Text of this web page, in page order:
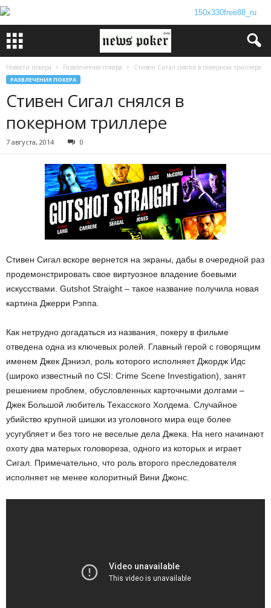
Новости покера Развлечения покера Стивен Сигал снялся в покерном триллере
РАЗВЛЕЧЕНИЯ ПОКЕРА
Стивен Сигал снялся в
покерном триллере
7 августа, 2014 0
Стивен Сигал вскоре вернется на экраны, дабы в очередной раз
продемонстрировать свое виртуозное владение боевыми
искусствами. Gutshot Straight – такое название получила новая
картина Джерри Рэппа.
Как нетрудно догадаться из названия, покеру в фильме
отведена одна из ключевых ролей. Главный герой с говорящим
именем Джек Дэниэл, роль которого исполняет Джордж Идс
(широко известный по CSI: Crime Scene Investigation), занят
решением проблем, обусловленных карточными долгами –
Джек Большой любитель Техасского Холдема. Случайное
убийство крупной шишки из уголовного мира еще более
усугубляет и без того не веселые дела Джека. На него начинают
охоту два матерых головореза, одного из которых и играет
Сигал. Примечательно, что роль второго преследователя
исполняет не менее колоритный Вини Джонс.